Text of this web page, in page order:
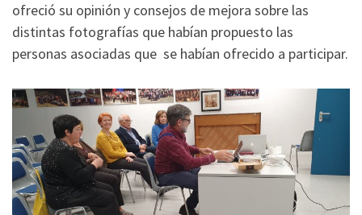
ofreció su opinión y consejos de mejora sobre las
distintas fotografías que habían propuesto las
personas asociadas que se habían ofrecido a participar.